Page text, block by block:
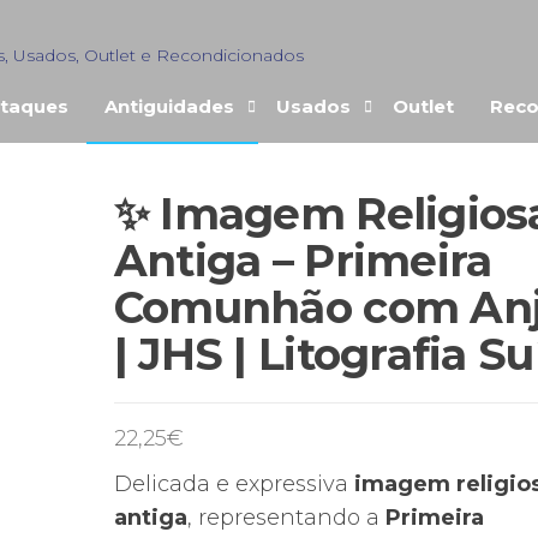
Usados, Outlet e Recondicionados
Antiguidades Usados Outlet
✨ Imagem
Antiga – Primeira
Comunhão com
| JHS | Litografia
22,25€
Delicada e expressiva imagem
antiga, representando a Primeira